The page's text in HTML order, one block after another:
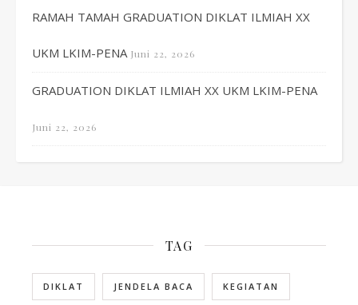
RAMAH TAMAH GRADUATION DIKLAT ILMIAH XX
UKM LKIM-PENA Juni 22, 2026
GRADUATION DIKLAT ILMIAH XX UKM LKIM-PENA
Juni 22, 2026
TAG
DIKLAT JENDELA BACA KEGIATAN